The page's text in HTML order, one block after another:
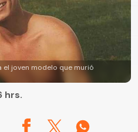
el joven modelo que murió
hrs.